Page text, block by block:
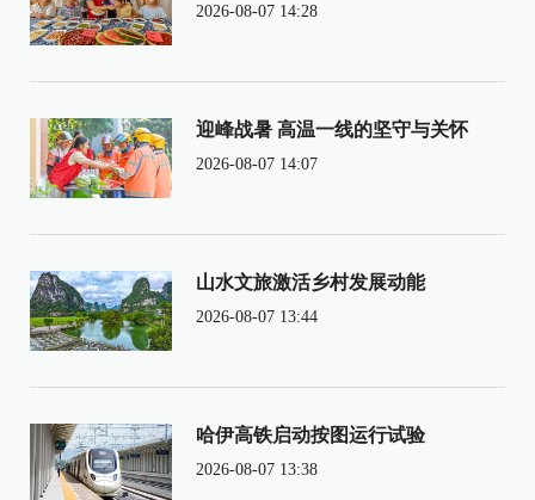
2026-08-07 14:28
迎峰战暑 高温一线的坚守与关怀
2026-08-07 14:07
山水文旅激活乡村发展动能
2026-08-07 13:44
哈伊高铁启动按图运行试验
2026-08-07 13:38